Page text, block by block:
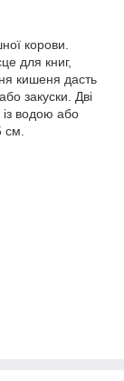
корови.
для книг,
кишеня дасть
закуски. Дві
із водою або
см.